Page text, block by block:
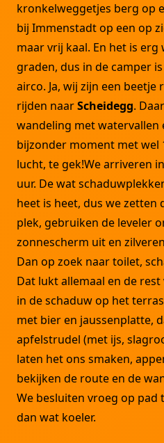
kronkelweggetjes berg op
bij Immenstadt op een op
maar vrij kaal. En het is
graden, dus in de camper
airco. Ja, wij zijn een
rijden naarScheidegg.
wandeling met watervallen
bijzonder moment met wel
lucht, te gek!We arriveren
uur. De wat
heet is heet, dus we zetten
plek, gebruiken de leveler
zonnescherm uit en
Dan op zoek naar toilet,
Dat lukt allemaal en de
in de schaduw op het
met bier en jaussenplatte,
apfelstrudel (met ijs,
laten het ons smaken,
bekijken de route en de
We besluiten vroeg op pad
dan wat koeler.